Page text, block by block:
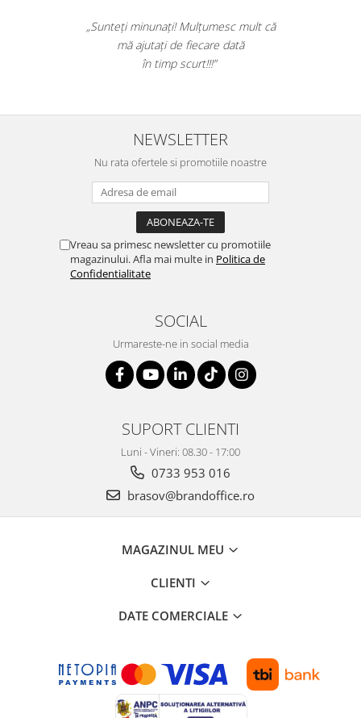
Periferice PC si accesorii
Tehnica si mobilier pentru birou
Ghilotine și Trimmere
Calculatoare de birou
Cosuri de gunoi pentru birou
Scaune, birouri si produse
Masini de legat, indosariat si
Apa si bauturi racoritoare
Cafea, ceai, zahar, lapte
Cani si pahare
Seturi si accesorii pentru vin
Rucsacuri
Trollere, genti si accesorii de voiaj
„Sunteți minunați! Mulțumesc mult că
mă ajutați de fiecare dată
în timp scurt!!!”
NEWSLETTER
Nu rata ofertele si promotiile noastre
Vreau sa primesc newsletter cu promotiile
magazinului. Afla mai multe in Politica de
Confidentialitate
SOCIAL
Urmareste-ne in social media
SUPORT CLIENTI
Luni - Vineri: 08.30 - 17:00
0733 953 016
brasov@brandoffice.ro
MAGAZINUL MEU
CLIENTI
DATE COMERCIALE